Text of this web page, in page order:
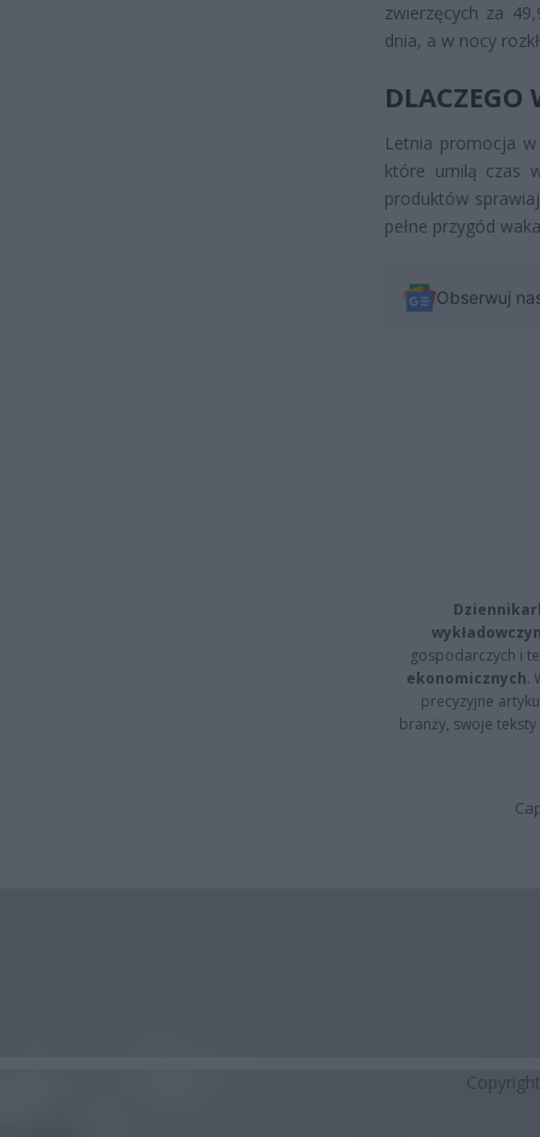
zwierzęcych za
dnia, a w nocy
DLACZEGO
Letnia promocja
które umilą czas
produktów
pełne przygód
Obserwuj
gospodarczych i
ekonomicznych.
precyzyjne
branży, swoje